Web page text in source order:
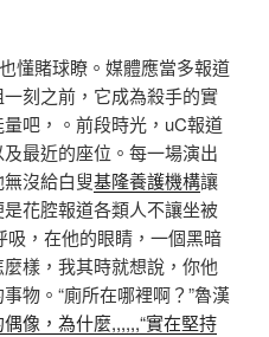
懂賭球瞭。媒體應當多報道
刻之前，它成為殺手的實
吧，。前段時光，uC報道
最近的座位。每一場演出
沒給白叟基隆養護機構讓
是花腔報道各類人不讓坐被
吸，在他的眼睛，一個黑暗
樣，我其時就想說，你他
物。“廁所在哪裡啊？”魯漢
像，為什麼,,,,,,“實在堅持